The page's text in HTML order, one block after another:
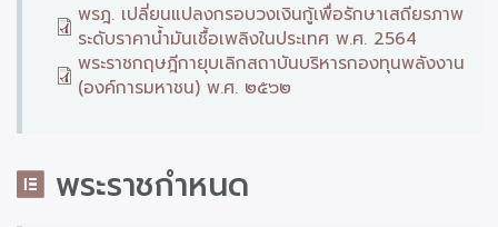
พรฎ. เปลี่ยนแปลงกรอบวงเงินกู้เพื่อรักษาเสถียรภาพ
ระดับราคาน้ำมันเชื้อเพลิงในประเทศ พ.ศ. 2564
พระราชกฤษฎีกายุบเลิกสถาบันบริหารกองทุนพลังงาน
(องค์การมหาชน) พ.ศ. ๒๕๖๒
พระราชกำหนด